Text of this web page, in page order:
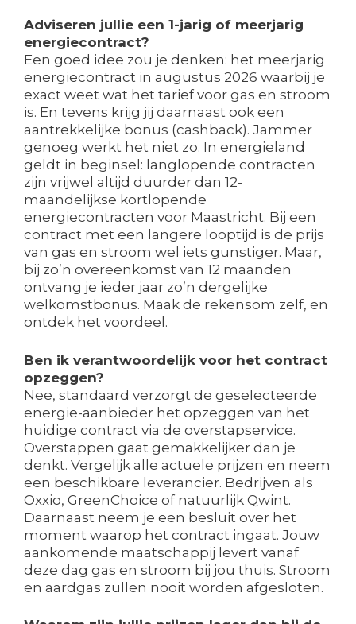
Adviseren jullie een 1-jarig of meerjarig
energiecontract?
Een goed idee zou je denken: het meerjarig
energiecontract in augustus 2026 waarbij je
exact weet wat het tarief voor gas en stroom
is. En tevens krijg jij daarnaast ook een
aantrekkelijke bonus (cashback). Jammer
genoeg werkt het niet zo. In energieland
geldt in beginsel: langlopende contracten
zijn vrijwel altijd duurder dan 12-
maandelijkse kortlopende
energiecontracten voor Maastricht. Bij een
contract met een langere looptijd is de prijs
van gas en stroom wel iets gunstiger. Maar,
bij zo’n overeenkomst van 12 maanden
ontvang je ieder jaar zo’n dergelijke
welkomstbonus. Maak de rekensom zelf, en
ontdek het voordeel.
Ben ik verantwoordelijk voor het contract
opzeggen?
Nee, standaard verzorgt de geselecteerde
energie-aanbieder het opzeggen van het
huidige contract via de overstapservice.
Overstappen gaat gemakkelijker dan je
denkt. Vergelijk alle actuele prijzen en neem
een beschikbare leverancier. Bedrijven als
Oxxio, GreenChoice of natuurlijk Qwint.
Daarnaast neem je een besluit over het
moment waarop het contract ingaat. Jouw
aankomende maatschappij levert vanaf
deze dag gas en stroom bij jou thuis. Stroom
en aardgas zullen nooit worden afgesloten.